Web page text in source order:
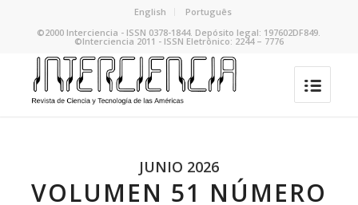
English
Português
©2000 Interciencia - ISSN 0378-1844. Depósito legal: 197602DF849.
©Interciencia 2011 - ISSN Eletrônico: 2244 – 7776
JUNIO 2026
VOLUMEN 51 NÚMERO